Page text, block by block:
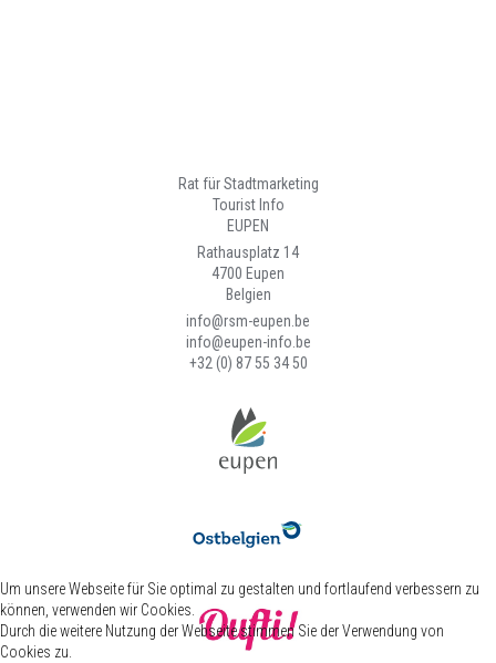
Rat für Stadtmarketing
Tourist Info
EUPEN
Rathausplatz 14
4700 Eupen
Belgien
info@rsm-eupen.be
info@eupen-info.be
+32 (0) 87 55 34 50
Um unsere Webseite für Sie optimal zu gestalten und fortlaufend verbessern zu
können, verwenden wir Cookies.
Durch die weitere Nutzung der Webseite stimmen Sie der Verwendung von
Cookies zu.